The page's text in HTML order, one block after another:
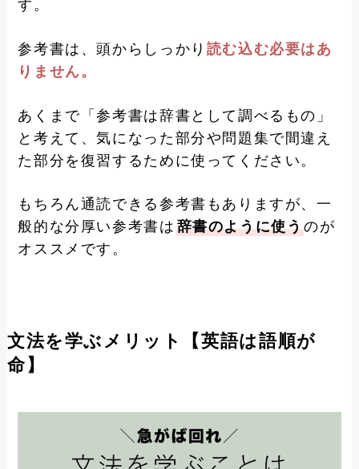
す。
参考書は、頭からしっかり 読む込む必要はあ
りません。
あくまで「参考書は辞書として調べるもの」
と考えて、気になった部分や問題集で間違え
た部分を復習するために使ってください。
もちろん通読できる参考書もありますが、一
般的な分厚い参考書は 辞書のように使うのが
オススメです。
文法を学ぶメリット【英語は語順が
命】